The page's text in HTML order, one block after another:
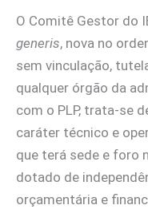
O Comitê Gestor do
generis, nova no
sem vinculação,
qualquer órgão da
com o PLP, trata-se
caráter técnico e
que terá sede e foro
dotado de
orçamentária e